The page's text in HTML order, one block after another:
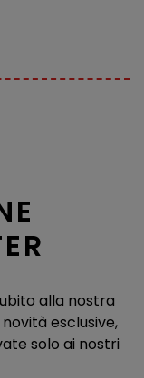
alla nostra
esclusive,
solo ai nostri